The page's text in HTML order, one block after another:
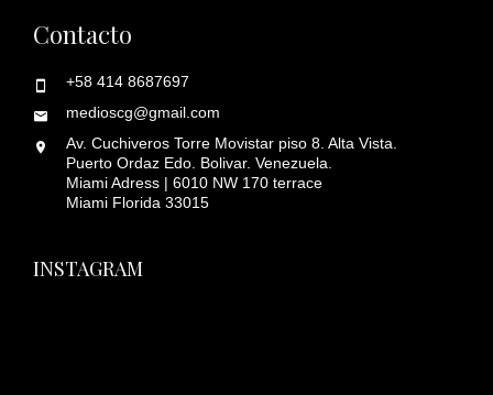
Contacto
+58 414 8687697
medioscg@gmail.com
Av. Cuchiveros Torre Movistar piso 8. Alta Vista.
Puerto Ordaz Edo. Bolivar. Venezuela.
Miami Adress | 6010 NW 170 terrace
Miami Florida 33015
INSTAGRAM